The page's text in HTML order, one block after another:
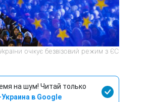
очікує безвізовий режим з ЄС
на шум! Читай только
Украина в Google